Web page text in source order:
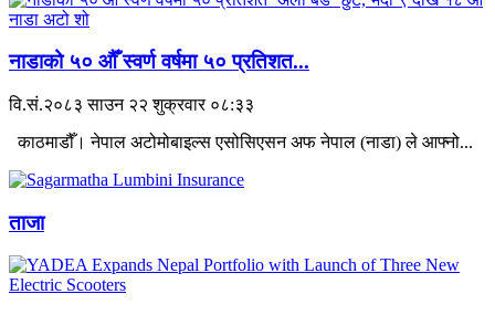
नाडाको ५० औँ स्वर्ण वर्षमा ५० प्रतिशत...
वि.सं.२०८३ साउन २२ शुक्रवार ०८:३३
काठमाडौँ। नेपाल अटोमोबाइल्स एसोसिएसन अफ नेपाल (नाडा) ले आफ्नो...
ताजा